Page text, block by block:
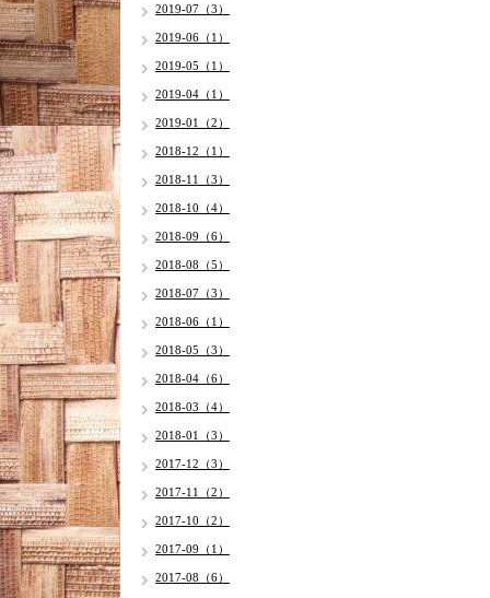
2019-07（3）
2019-06（1）
2019-05（1）
2019-04（1）
2019-01（2）
2018-12（1）
2018-11（3）
2018-10（4）
2018-09（6）
2018-08（5）
2018-07（3）
2018-06（1）
2018-05（3）
2018-04（6）
2018-03（4）
2018-01（3）
2017-12（3）
2017-11（2）
2017-10（2）
2017-09（1）
2017-08（6）